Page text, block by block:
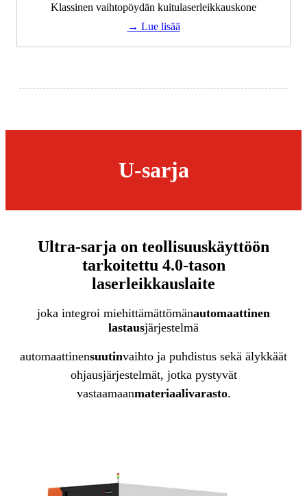
Klassinen vaihtopöydän kuitulaserleikkauskone
→ Lue lisää
U-sarja
Ultra-sarja on teollisuuskäyttöön
tarkoitettu 4.0-tason
laserleikkauslaite
joka integroi miehittämättömänautomaattinen
lastausjärjestelmä
automaattinensuutinvaihto ja puhdistus sekä älykkäät
ohjausjärjestelmät, jotka pystyvät
vastaamaanmateriaalivarasto.